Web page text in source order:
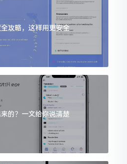
攻略，这样用更安全
的？一文给你说清楚